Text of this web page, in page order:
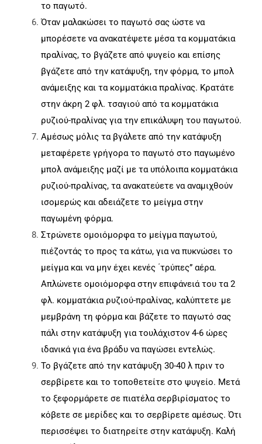
το παγωτό.
Όταν μαλακώσει το παγωτό σας ώστε να
μπορέσετε να ανακατέψετε μέσα τα κομματάκια
πραλίνας, το βγάζετε από ψυγείο και επίσης
βγάζετε από την κατάψυξη, την φόρμα, το μπολ
ανάμειξης και τα κομματάκια πραλίνας. Κρατάτε
στην άκρη 2 φλ. τσαγιού από τα κομματάκια
ρυζιού-πραλίνας για την επικάλυψη του παγωτού.
Αμέσως μόλις τα βγάλετε από την κατάψυξη
μεταφέρετε γρήγορα το παγωτό στο παγωμένο
μπολ ανάμειξης μαζί με τα υπόλοιπα κομματάκια
ρυζιού-πραλίνας, τα ανακατεύετε να αναμιχθούν
ισομερώς και αδειάζετε το μείγμα στην
παγωμένη φόρμα.
Στρώνετε ομοιόμορφα το μείγμα παγωτού,
πιέζοντάς το προς τα κάτω, για να πυκνώσει το
μείγμα και να μην έχει κενές ΄τρύπες” αέρα.
Απλώνετε ομοιόμορφα στην επιφάνειά του τα 2
φλ. κομματάκια ρυζιού-πραλίνας, καλύπτετε με
μεμβράνη τη φόρμα και βάζετε το παγωτό σας
πάλι στην κατάψυξη για τουλάχιστον 4-6 ώρες
ιδανικά για ένα βράδυ να παγώσει εντελώς.
Το βγάζετε από την κατάψυξη 30-40 λ πριν το
σερβίρετε και το τοποθετείτε στο ψυγείο. Μετά
το ξεφορμάρετε σε πιατέλα σερβιρίσματος το
κόβετε σε μερίδες και το σερβίρετε αμέσως. Ότι
περισσέψει το διατηρείτε στην κατάψυξη. Καλή